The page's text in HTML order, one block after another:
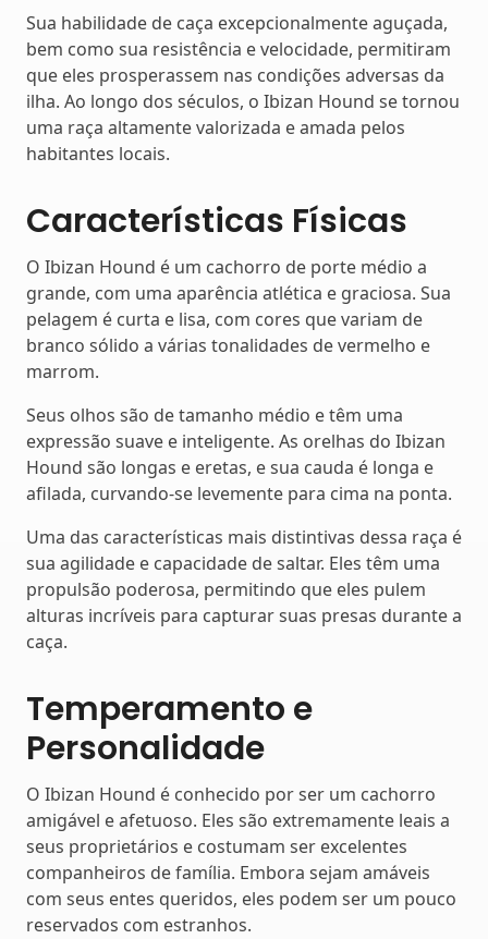
Sua habilidade de caça excepcionalmente aguçada,
bem como sua resistência e velocidade, permitiram
que eles prosperassem nas condições adversas da
ilha. Ao longo dos séculos, o Ibizan Hound se tornou
uma raça altamente valorizada e amada pelos
habitantes locais.
Características Físicas
O Ibizan Hound é um cachorro de porte médio a
grande, com uma aparência atlética e graciosa. Sua
pelagem é curta e lisa, com cores que variam de
branco sólido a várias tonalidades de vermelho e
marrom.
Seus olhos são de tamanho médio e têm uma
expressão suave e inteligente. As orelhas do Ibizan
Hound são longas e eretas, e sua cauda é longa e
afilada, curvando-se levemente para cima na ponta.
Uma das características mais distintivas dessa raça é
sua agilidade e capacidade de saltar. Eles têm uma
propulsão poderosa, permitindo que eles pulem
alturas incríveis para capturar suas presas durante a
caça.
Temperamento e
Personalidade
O Ibizan Hound é conhecido por ser um cachorro
amigável e afetuoso. Eles são extremamente leais a
seus proprietários e costumam ser excelentes
companheiros de família. Embora sejam amáveis
com seus entes queridos, eles podem ser um pouco
reservados com estranhos.